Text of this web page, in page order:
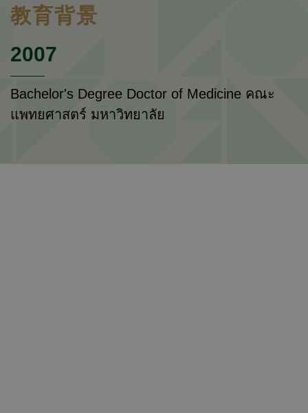
教育背景
2007
Bachelor's Degree Doctor of Medicine คณะ
แพทยศาสตร์ มหาวิทยาลัย